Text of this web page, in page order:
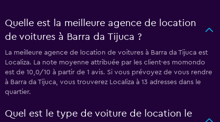
Quelle est la meilleure agence de location
de voitures à Barra da Tijuca ?
La meilleure agence de location de voitures à Barra da Tijuca est
Localiza. La note moyenne attribuée par les client·es momondo
est de 10,0/10 à partir de 1 avis. Si vous prévoyez de vous rendre
à Barra da Tijuca, vous trouverez Localiza à 13 adresses dans le
quartier.
Quel est le type de voiture de location le